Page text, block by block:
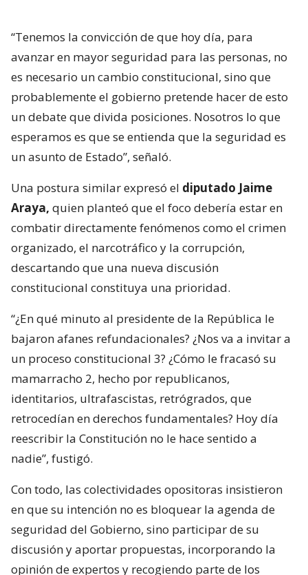
“Tenemos la convicción de que hoy día, para
avanzar en mayor seguridad para las personas, no
es necesario un cambio constitucional, sino que
probablemente el gobierno pretende hacer de esto
un debate que divida posiciones. Nosotros lo que
esperamos es que se entienda que la seguridad es
un asunto de Estado”, señaló.
Una postura similar expresó el diputado Jaime
Araya, quien planteó que el foco debería estar en
combatir directamente fenómenos como el crimen
organizado, el narcotráfico y la corrupción,
descartando que una nueva discusión
constitucional constituya una prioridad.
“¿En qué minuto al presidente de la República le
bajaron afanes refundacionales? ¿Nos va a invitar a
un proceso constitucional 3? ¿Cómo le fracasó su
mamarracho 2, hecho por republicanos,
identitarios, ultrafascistas, retrógrados, que
retrocedían en derechos fundamentales? Hoy día
reescribir la Constitución no le hace sentido a
nadie”, fustigó.
Con todo, las colectividades opositoras insistieron
en que su intención no es bloquear la agenda de
seguridad del Gobierno, sino participar de su
discusión y aportar propuestas, incorporando la
opinión de expertos y recogiendo parte de los